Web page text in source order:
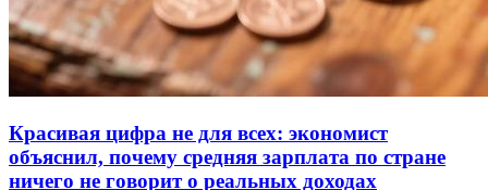
Красивая цифра не для всех: экономист
объяснил, почему средняя зарплата по стране
ничего не говорит о реальных доходах